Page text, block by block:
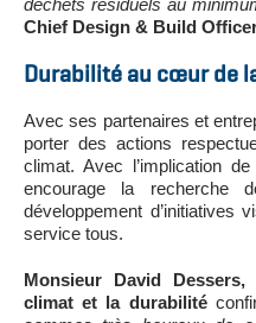
déchets résiduels au
Chief Design & Build
Durabilité au cœur de
Avec ses partenaires et
porter des actions
climat. Avec l’implication
encourage la recherche
développement d’initiatives
service tous.
Monsieur David
climat et la durabilité